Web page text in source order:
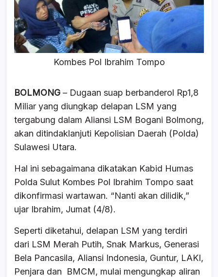
o
o
k
p
p
s
Kombes Pol Ibrahim Tompo
BOLMONG – Dugaan suap berbanderol Rp1,8
Miliar yang diungkap delapan LSM yang
tergabung dalam Aliansi LSM Bogani Bolmong,
akan ditindaklanjuti Kepolisian Daerah (Polda)
Sulawesi Utara.
Hal ini sebagaimana dikatakan Kabid Humas
Polda Sulut Kombes Pol Ibrahim Tompo saat
dikonfirmasi wartawan. “Nanti akan dilidik,”
ujar Ibrahim, Jumat (4/8).
Seperti diketahui, delapan LSM yang terdiri
dari LSM Merah Putih, Snak Markus, Generasi
Bela Pancasila, Aliansi Indonesia, Guntur, LAKI,
Penjara dan BMCM, mulai mengungkap aliran